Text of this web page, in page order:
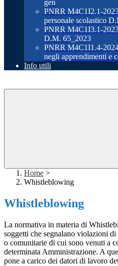
gen
PNRR M4C1I2.1-
personale scolastico
PNRR M4C1I3.1-
D.M. 65_2023
PNRR M4C1I1.4-
negli apprendimenti e
Info utili
Home >
Whistleblowing
Whistleblowing
La normativa in materia di
soggetti che segnalano violazioni
o comunitarie di cui sono venuti a
determinata Amministrazione. A
pone a carico dei datori di lavoro